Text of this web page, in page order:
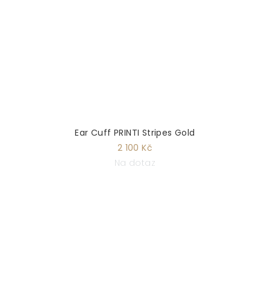
Ear Cuff PRINTI Stripes Gold
2 100 Kč
Na dotaz